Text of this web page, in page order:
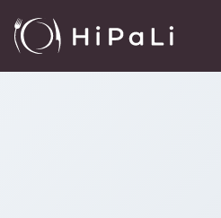
Reštaurácie JENDRÁL JÁN